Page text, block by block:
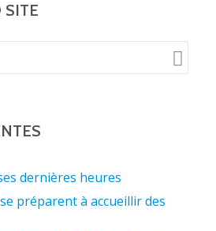
SITE
dernières heures
préparent à accueillir des